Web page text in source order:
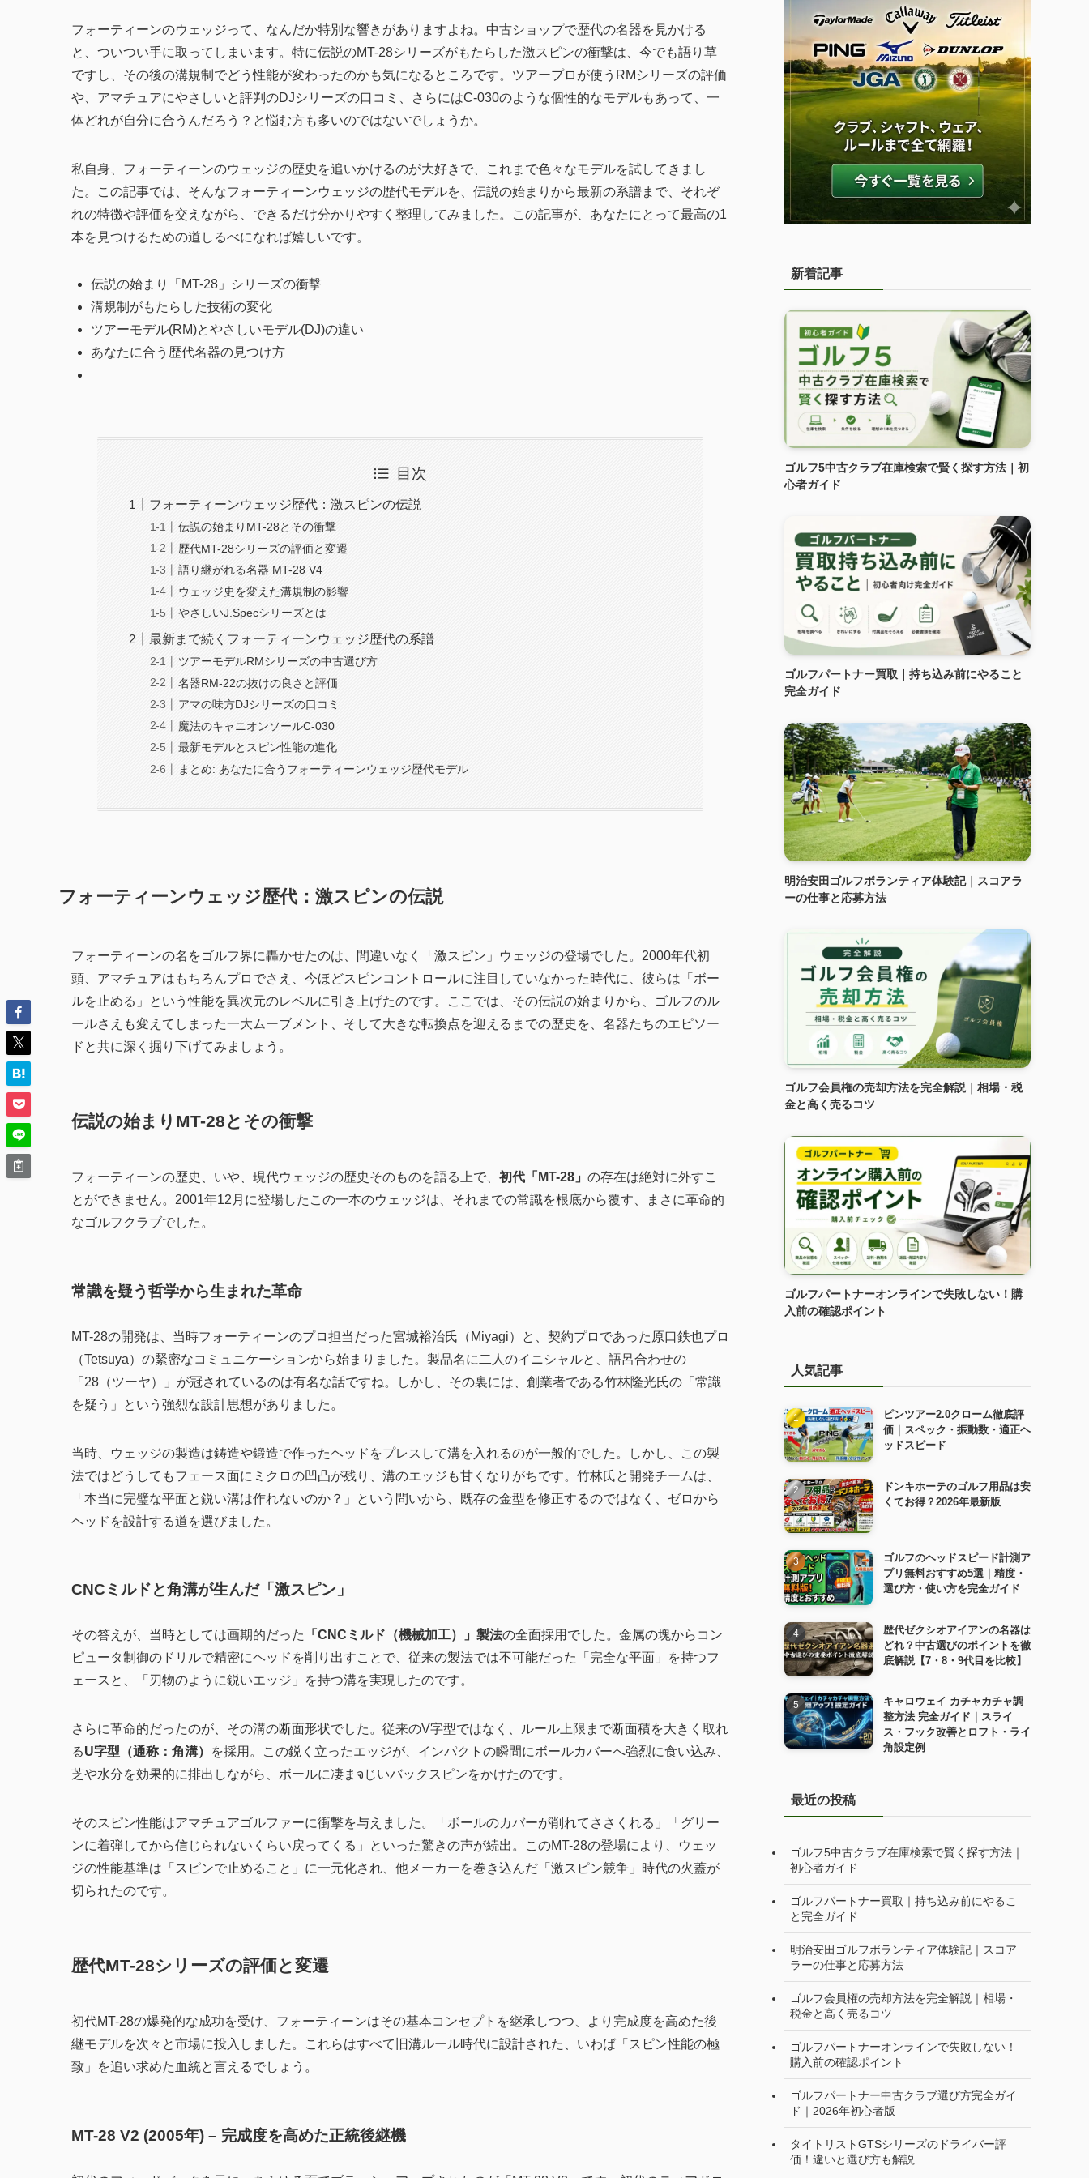
フォーティーンのウェッジって、なんだか特別な響きがありますよね。中古ショップで歴代の名器を見かける
と、ついつい手に取ってしまいます。特に伝説のMT-28シリーズがもたらした激スピンの衝撃は、今でも語り草
ですし、その後の溝規制でどう性能が変わったのかも気になるところです。ツアープロが使うRMシリーズの評価
や、アマチュアにやさしいと評判のDJシリーズの口コミ、さらにはC-030のような個性的なモデルもあって、一
体どれが自分に合うんだろう？と悩む方も多いのではないでしょうか。
私自身、フォーティーンのウェッジの歴史を追いかけるのが大好きで、これまで色々なモデルを試してきまし
た。この記事では、そんなフォーティーンウェッジの歴代モデルを、伝説の始まりから最新の系譜まで、それぞ
れの特徴や評価を交えながら、できるだけ分かりやすく整理してみました。この記事が、あなたにとって最高の1
本を見つけるための道しるべになれば嬉しいです。
伝説の始まり「MT-28」シリーズの衝撃
溝規制がもたらした技術の変化
ツアーモデル(RM)とやさしいモデル(DJ)の違い
あなたに合う歴代名器の見つけ方
目次
フォーティーンウェッジ歴代：激スピンの伝説
伝説の始まりMT-28とその衝撃
歴代MT-28シリーズの評価と変遷
語り継がれる名器 MT-28 V4
ウェッジ史を変えた溝規制の影響
やさしいJ.Specシリーズとは
最新まで続くフォーティーンウェッジ歴代の系譜
ツアーモデルRMシリーズの中古選び方
名器RM-22の抜けの良さと評価
アマの味方DJシリーズの口コミ
魔法のキャニオンソールC-030
最新モデルとスピン性能の進化
まとめ: あなたに合うフォーティーンウェッジ歴代モデル
フォーティーンウェッジ歴代：激スピンの伝説
フォーティーンの名をゴルフ界に轟かせたのは、間違いなく「激スピン」ウェッジの登場でした。2000年代初
頭、アマチュアはもちろんプロでさえ、今ほどスピンコントロールに注目していなかった時代に、彼らは「ボー
ルを止める」という性能を異次元のレベルに引き上げたのです。ここでは、その伝説の始まりから、ゴルフのル
ールさえも変えてしまった一大ムーブメント、そして大きな転換点を迎えるまでの歴史を、名器たちのエピソー
ドと共に深く掘り下げてみましょう。
伝説の始まりMT-28とその衝撃
フォーティーンの歴史、いや、現代ウェッジの歴史そのものを語る上で、 初代「MT-28」 の存在は絶対に外すこ
とができません。2001年12月に登場したこの一本のウェッジは、それまでの常識を根底から覆す、まさに革命的
なゴルフクラブでした。
常識を疑う哲学から生まれた革命
MT-28の開発は、当時フォーティーンのプロ担当だった宮城裕治氏（Miyagi）と、契約プロであった原口鉄也プロ
（Tetsuya）の緊密なコミュニケーションから始まりました。製品名に二人のイニシャルと、語呂合わせの
「28（ツーヤ）」が冠されているのは有名な話ですね。しかし、その裏には、創業者である竹林隆光氏の「常識
を疑う」という強烈な設計思想がありました。
当時、ウェッジの製造は鋳造や鍛造で作ったヘッドをプレスして溝を入れるのが一般的でした。しかし、この製
法ではどうしてもフェース面にミクロの凹凸が残り、溝のエッジも甘くなりがちです。竹林氏と開発チームは、
「本当に完璧な平面と鋭い溝は作れないのか？」という問いから、既存の金型を修正するのではなく、ゼロから
ヘッドを設計する道を選びました。
CNCミルドと角溝が生んだ「激スピン」
その答えが、当時としては画期的だった 「CNCミルド（機械加工）」製法の全面採用でした。金属の塊からコン
ピュータ制御のドリルで精密にヘッドを削り出すことで、従来の製法では不可能だった「完全な平面」を持つフ
ェースと、「刃物のように鋭いエッジ」を持つ溝を実現したのです。
さらに革命的だったのが、その溝の断面形状でした。従来のV字型ではなく、ルール上限まで断面積を大きく取れ
るU字型（通称：角溝）
を採用。この鋭く立ったエッジが、インパクトの瞬間にボールカバーへ強烈に食い込み、
芝や水分を効果的に排出しながら、ボールに凄まจじいバックスピンをかけたのです。
そのスピン性能はアマチュアゴルファーに衝撃を与えました。「ボールのカバーが削れてささくれる」「グリー
ンに着弾してから信じられないくらい戻ってくる」といった驚きの声が続出。このMT-28の登場により、ウェッ
ジの性能基準は「スピンで止めること」に一元化され、他メーカーを巻き込んだ「激スピン競争」時代の火蓋が
切られたのです。
歴代MT-28シリーズの評価と変遷
初代MT-28の爆発的な成功を受け、フォーティーンはその基本コンセプトを継承しつつ、より完成度を高めた後
継モデルを次々と市場に投入しました。これらはすべて旧溝ルール時代に設計された、いわば「スピン性能の極
致」を追い求めた血統と言えるでしょう。
MT-28 V2 (2005年) – 完成度を高めた正統後継機
新着記事
ゴルフ5中古クラブ在庫検索で賢く探す方法｜初
心者ガイド
ゴルフパートナー買取｜持ち込み前にやること
完全ガイド
明治安田ゴルフボランティア体験記｜スコアラ
ーの仕事と応募方法
ゴルフ会員権の売却方法を完全解説｜相場・税
金と高く売るコツ
ゴルフパートナーオンラインで失敗しない！購
入前の確認ポイント
人気記事
ピンツアー2.0クローム徹底評
価｜スペック・振動数・適正ヘ
ッドスピード
ドンキホーテのゴルフ用品は安
くてお得？2026年最新版
ゴルフのヘッドスピード計測ア
プリ無料おすすめ5選｜精度・
選び方・使い方を完全ガイド
歴代ゼクシオアイアンの名器は
どれ？中古選びのポイントを徹
底解説【7・8・9代目を比較】
キャロウェイ カチャカチャ調
整方法 完全ガイド｜スライ
ス・フック改善とロフト・ライ
角設定例
最近の投稿
ゴルフ5中古クラブ在庫検索で賢く探す方法｜
初心者ガイド
ゴルフパートナー買取｜持ち込み前にやるこ
と完全ガイド
明治安田ゴルフボランティア体験記｜スコア
ラーの仕事と応募方法
ゴルフ会員権の売却方法を完全解説｜相場・
税金と高く売るコツ
ゴルフパートナーオンラインで失敗しない！
購入前の確認ポイント
ゴルフパートナー中古クラブ選び方完全ガイ
ド｜2026年初心者版
タイトリストGTSシリーズのドライバー評
価！違いと選び方も解説